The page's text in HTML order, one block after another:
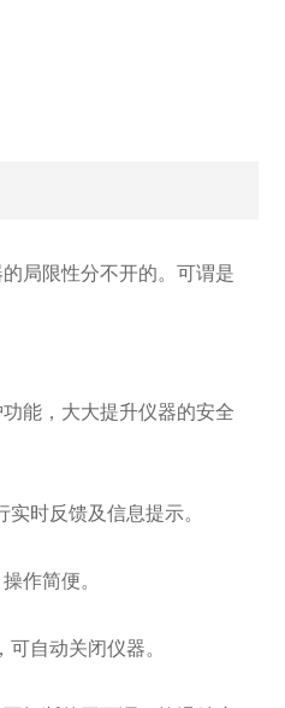
局限性分不开的。可谓是
能，大大提升仪器的安全
时反馈及信息提示。
作简便。
自动关闭仪器。